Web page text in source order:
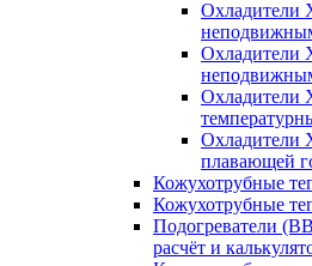
Охладители
Охладители
Охладители
Охладители
плавающей
Кожухотрубные
Кожухотрубные
Подогреватели
расчёт и